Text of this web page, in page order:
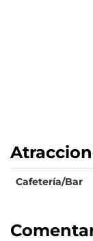
Cafetería/Bar